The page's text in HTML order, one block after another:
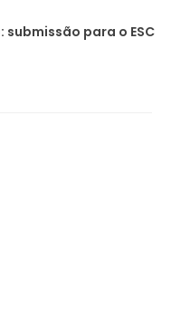
submissão para o ESC